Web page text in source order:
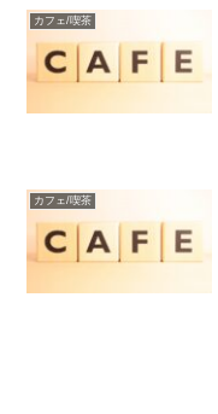
カフェ/喫茶
カフェ/喫茶